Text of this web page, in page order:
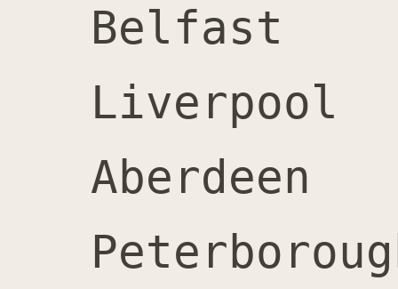
Belfast			4,700		5,400		10,100		50%
Liverpool		5,000		5,000		10,000		50%
Aberdeen		4,400		4,800		9,200		52%
Peterborough		4,200		4,700		8,900